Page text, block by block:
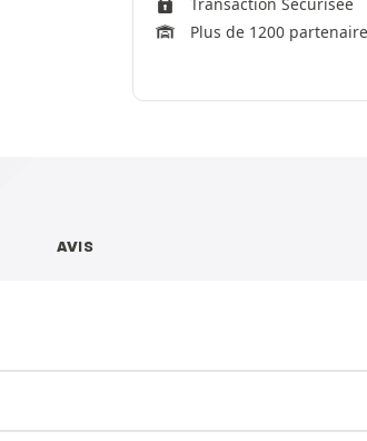
Plus de 1200
AVIS